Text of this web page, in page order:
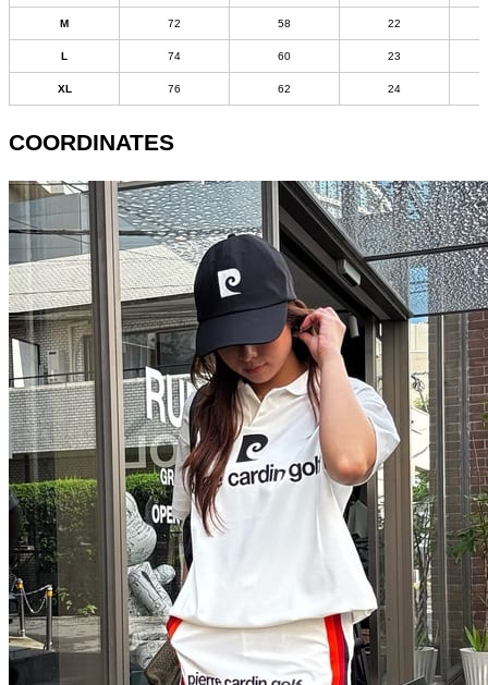
M 72 58 22
L 74 60 23
XL 76 62 24
COORDINATES